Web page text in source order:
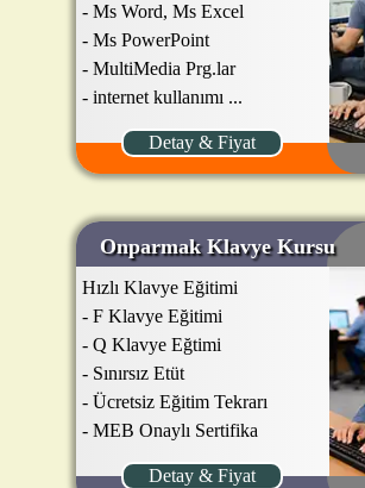
- Ms Word, Ms Excel
- Ms PowerPoint
- MultiMedia Prg.lar
- internet kullanımı ...
Detay & Fiyat
Onparmak Klavye Kursu
Hızlı Klavye Eğitimi
- F Klavye Eğitimi
- Q Klavye Eğtimi
- Sınırsız Etüt
- Ücretsiz Eğitim Tekrarı
- MEB Onaylı Sertifika
Detay & Fiyat